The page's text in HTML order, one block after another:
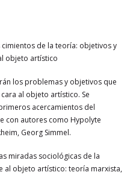
de la teoría: objetivos y
objeto artístico
los problemas y objetivos que
al objeto artístico. Se
acercamientos del
con autores como Hypolyte
Georg Simmel.
miradas sociológicas de la
al objeto artístico: teoría marxista,